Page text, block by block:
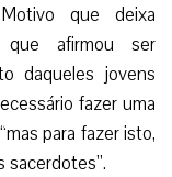
que deixa
que afirmou ser
daqueles jovens
fazer uma
para fazer isto,
sacerdotes”.